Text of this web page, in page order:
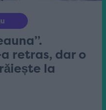
retras, dar o
la